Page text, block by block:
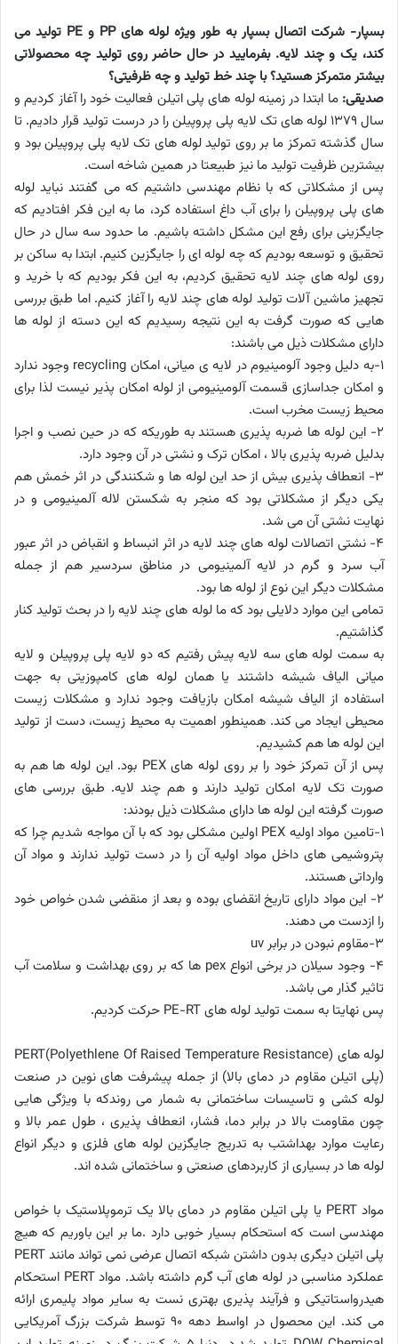
بسپار- شرکت اتصال بسپار به طور ویژه لوله های PP و PE تولید می
کند، یک و چند لایه. بفرمایید در حال حاضر روی تولید چه محصولاتی
بیشتر متمرکز هستید؟ با چند خط تولید و چه ظرفیتی؟
صدیقی: ما ابتدا در زمینه لوله های پلی اتیلن فعالیت خود را آغاز کردیم و
سال 1379 لوله های تک لایه پلی پروپیلن را در درست تولید قرار دادیم. تا
سال گذشته تمرکز ما بر روی تولید لوله های تک لایه پلی پروپیلن بود و
بیشترین ظرفیت تولید ما نیز طبیعتا در همین شاخه است.
پس از مشکلاتی که با نظام مهندسی داشتیم که می گفتند نباید لوله
های پلی پروپیلن را برای آب داغ استفاده کرد، ما به این فکر افتادیم که
جایگزینی برای رفع این مشکل داشته باشیم. ما حدود سه سال در حال
تحقیق و توسعه بودیم که چه لوله ای را جایگزین کنیم. ابتدا به ساکن بر
روی لوله های چند لایه تحقیق کردیم، به این فکر بودیم که با خرید و
تجهیز ماشین آلات تولید لوله های چند لایه را آغاز کنیم. اما طبق بررسی
هایی که صورت گرفت به این نتیجه رسیدیم که این دسته از لوله ها
دارای مشکلات ذیل می باشند:
1-به دلیل وجود آلومینیوم در لایه ی میانی، امکان recycling وجود ندارد
و امکان جداسازی قسمت آلومینیومی از لوله امکان پذیر نیست لذا برای
محیط زیست مخرب است.
2- این لوله ها ضربه پذیری هستند به طوریکه که در حین نصب و اجرا
بدلیل ضربه پذیری بالا ، امکان ترک و نشتی در آن وجود دارد.
3- انعطاف پذیری بیش از حد این لوله ها و شکنندگی در اثر خمش هم
یکی دیگر از مشکلاتی بود که منجر به شکستن لاله آلمینیومی و در
نهایت نشتی آن می شد.
4- نشتی اتصالات لوله های چند لایه در اثر انبساط و انقباض در اثر عبور
آب سرد و گرم در لایه آلمینیومی در مناطق سردسیر هم از جمله
مشکلات دیگر این نوع از لوله ها بود.
تمامی این موارد دلایلی بود که ما لوله های چند لایه را در بحث تولید کنار
گذاشتیم.
به سمت لوله های سه لایه پیش رفتیم که دو لایه پلی پروپیلن و لایه
میانی الیاف شیشه داشتند یا همان لوله های کامپوزیتی به جهت
استفاده از الیاف شیشه امکان بازیافت وجود ندارد و مشکلات زیست
محیطی ایجاد می کند. همینطور اهمیت به محیط زیست، دست از تولید
این لوله ها هم کشیدیم.
پس از آن تمرکز خود را بر روی لوله های PEX بود. این لوله ها هم به
صورت تک لایه امکان تولید دارند و هم چند لایه. طبق بررسی های
صورت گرفته این لوله ها دارای مشکلات ذیل بودند:
1-تامین مواد اولیه PEX اولین مشکلی بود که با آن مواجه شدیم چرا که
پتروشیمی های داخل مواد اولیه آن را در دست تولید ندارند و مواد آن
وارداتی هستند.
2- این مواد دارای تاریخ انقضای بوده و بعد از منقضی شدن خواص خود
را ازدست می دهند.
3-مقاوم نبودن در برابر uv
4- وجود سیلان در برخی انواع pex ها که بر روی بهداشت و سلامت آب
تاثیر گذار می باشد.
پس نهایتا به سمت تولید لوله های PE-RT حرکت کردیم.
لوله های PERT(Polyethlene Of Raised Temperature Resistance)
(پلی اتیلن مقاوم در دمای بالا) از جمله پیشرفت های نوین در صنعت
لوله کشی و تاسیسات ساختمانی به شمار می روندکه با ویژگی هایی
چون مقاومت بالا در برابر دما، فشار، انعطاف پذیری ، طول عمر بالا و
رعایت موارد بهداشتب به تدریج جایگزین لوله های فلزی و دیگر انواع
لوله ها در بسیاری از کاربردهای صنعتی و ساختمانی شده اند.
مواد PERT یا پلی اتیلن مقاوم در دمای بالا یک ترموپلاستیک با خواص
مهندسی است که استحکام بسیار خوبی دارد .ما بر این باوریم که هیچ
پلی اتیلن دیگری بدون داشتن شبکه اتصال عرضی نمی تواند مانند PERT
عملکرد مناسبی در لوله های آب گرم داشته باشد. مواد PERT استحکام
هیدرواستاتیکی و فرآیند پذیری بهتری نست به سایر مواد پلیمری ارائه
می کند. این محصول در اواسط دهه 90 توسط شرکت بزرگ آمریکایی